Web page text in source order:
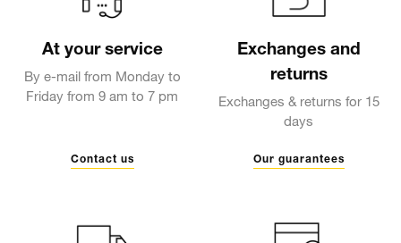
At your service
By e-mail from Monday to
Friday from 9 am to 7 pm
Contact us
Exchanges and
returns
Exchanges & returns for 15
days
Our guarantees